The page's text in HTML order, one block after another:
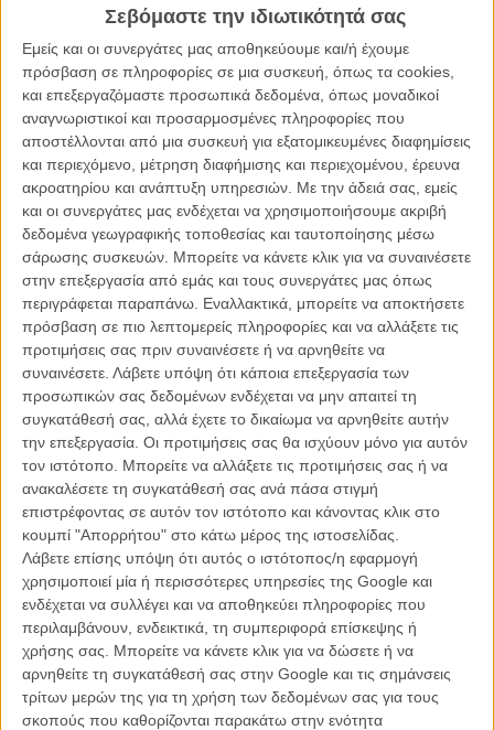
Σεβόμαστε την ιδιωτικότητά σας
Εμείς και οι συνεργάτες μας αποθηκεύουμε και/ή έχουμε
πρόσβαση σε πληροφορίες σε μια συσκευή, όπως τα cookies,
και επεξεργαζόμαστε προσωπικά δεδομένα, όπως μοναδικοί
αναγνωριστικοί και προσαρμοσμένες πληροφορίες που
αποστέλλονται από μια συσκευή για εξατομικευμένες διαφημίσεις
και περιεχόμενο, μέτρηση διαφήμισης και περιεχομένου, έρευνα
ακροατηρίου και ανάπτυξη υπηρεσιών. Με την άδειά σας, εμείς
και οι συνεργάτες μας ενδέχεται να χρησιμοποιήσουμε ακριβή
δεδομένα γεωγραφικής τοποθεσίας και ταυτοποίησης μέσω
σάρωσης συσκευών. Μπορείτε να κάνετε κλικ για να συναινέσετε
στην επεξεργασία από εμάς και τους συνεργάτες μας όπως
περιγράφεται παραπάνω. Εναλλακτικά, μπορείτε να αποκτήσετε
πρόσβαση σε πιο λεπτομερείς πληροφορίες και να αλλάξετε τις
προτιμήσεις σας πριν συναινέσετε ή να αρνηθείτε να
συναινέσετε. Λάβετε υπόψη ότι κάποια επεξεργασία των
προσωπικών σας δεδομένων ενδέχεται να μην απαιτεί τη
συγκατάθεσή σας, αλλά έχετε το δικαίωμα να αρνηθείτε αυτήν
την επεξεργασία. Οι προτιμήσεις σας θα ισχύουν μόνο για αυτόν
τον ιστότοπο. Μπορείτε να αλλάξετε τις προτιμήσεις σας ή να
ανακαλέσετε τη συγκατάθεσή σας ανά πάσα στιγμή
επιστρέφοντας σε αυτόν τον ιστότοπο και κάνοντας κλικ στο
κουμπί "Απορρήτου" στο κάτω μέρος της ιστοσελίδας.
Λάβετε επίσης υπόψη ότι αυτός ο ιστότοπος/η εφαρμογή
χρησιμοποιεί μία ή περισσότερες υπηρεσίες της Google και
ενδέχεται να συλλέγει και να αποθηκεύει πληροφορίες που
περιλαμβάνουν, ενδεικτικά, τη συμπεριφορά επίσκεψης ή
χρήσης σας. Μπορείτε να κάνετε κλικ για να δώσετε ή να
αρνηθείτε τη συγκατάθεσή σας στην Google και τις σημάνσεις
τρίτων μερών της για τη χρήση των δεδομένων σας για τους
σκοπούς που καθορίζονται παρακάτω στην ενότητα
υποστηρικτές του φεστιβάλ. Ο νεοεκλεγείς Δήμαρχος της Σύρου
Γιώργος Μαραγκός, ο Γιώργος Λεονταρίτης (Χωρικός
Αντιπεριφερειάρχης Κυκλάδων), ο Αθανάσιος Φώσκολος
(Αντιδήμαρχος Πολιτισμού και Τουρισμού) σύσσωμοι δήλωσαν τη
στήριξή τους στο Διεθνές Φεστιβάλ και Φόρουμ Κινουμένου
Σχεδίου, τονίζοντας ότι στα 7 αυτά χρόνια το animasyros έχει γίνει
πλέον θεσμός: ένα από τα 10 φεστιβάλ που πραγματοποιούνται
στη Σύρο, ένα από τα 20 σπουδαιότερα της Ευρώπης. Φαίνεται
όμως ότι η σχέση και η στήριξη είναι αμφόδρομη: το κύρος του
φεστιβάλ, η διεθνής πλέον φήμη του και οι επίσημοι
προσκεκλημένοι του μπορούν να λειτουργήσουν ως πρέσβεις ενός
μεγάλου στοιχήματος που έχει βάλει η Σύρος: να γίνει η πολιτιστική
πρωτεύουσα της Ευρώπης το 2021. «Ελπίζουμε το φεστιβάλ να
συνεχίσει να μας στηρίζει σ' αυτή την μεγάλη προσπάθεια» τόνισε ο
Αντιδήμαρχος Πολιτισμού.
Είναι ο πολιτισμός ένα χαμένο στοίχημα; Σ' αυτό απάντησε μέσω
βιντεομηνύματος (καθώς οι υποχρεώσεις της δεν της επέτρεπαν να
βρίσκεται στο νησί) ηΜαρία Δαμανάκη, Ευρωπαϊκή Επίτροπος
Θαλάσσιας Πολιτικής, τονίζοντας πόσο μεγάλο αγώνα δίνει όχι
μόνο η Σύρος, ή η Ελλάδα, αλλά ολόκληρη η Ευρώπη στα χρόνια
της κρίσης για να εξασφαλίζει τα κονδύλια που στηρίζουν τον
Πολιτισμό, το έργο και τη δικτύωση των καλλιτεχνών. Η κυρία
Δαμανάκη δήλωσε την αναγκαιότητα ένα τέτοιο φεστιβάλ να γίνεται
στη Σύρο, στην νησιώτικη ελληνική περιφέρεια, και έκλεισε
τονίζοντας ότι είναι ιδιαίτερα περήφανη που φέτος το φεστιβάλ
αφιερώνεται σε γυναίκες δημιουργούς του animation «κάτι που
μπορεί να εμπνεύσει τα κορίτσια θεατές της Σύρου, της Ελλάδας και
ολόκληρης της Ευρώπης...»